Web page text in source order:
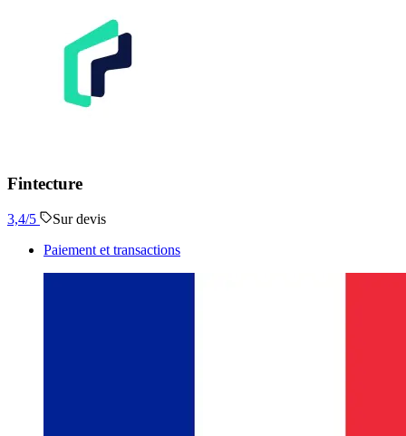
Fintecture
3,4/5
Sur devis
Paiement et transactions